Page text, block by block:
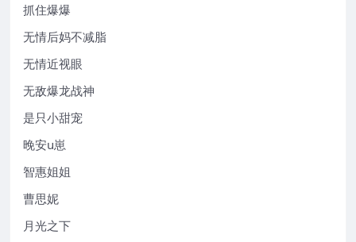
抓住爆爆
无情后妈不减脂
无情近视眼
无敌爆龙战神
是只小甜宠
晚安u崽
智惠姐姐
曹思妮
月光之下